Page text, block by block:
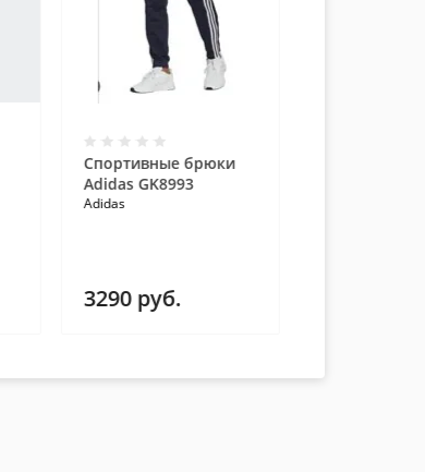
Спортивные брюки
Adidas GK8993
Adidas
3290руб.